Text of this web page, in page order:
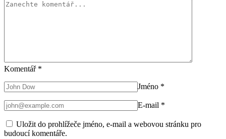
Komentář *
Jméno *
E-mail *
Uložit do prohlížeče jméno, e-mail a webovou stránku pro
budoucí komentáře.